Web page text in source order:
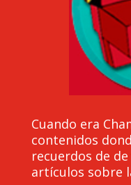
Cuando era
contenidos
recuerdos de
artículos sobre